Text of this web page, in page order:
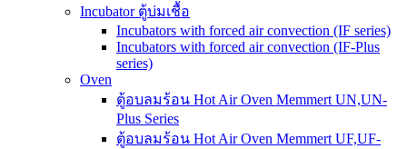
Incubator ตู้บ่มเชื้อ
Incubators with forced air convection (IF series)
Incubators with forced air convection (IF-Plus
series)
Oven
ตู้อบลมร้อน Hot Air Oven Memmert UN,UN-
Plus Series
ตู้อบลมร้อน Hot Air Oven Memmert UF,UF-